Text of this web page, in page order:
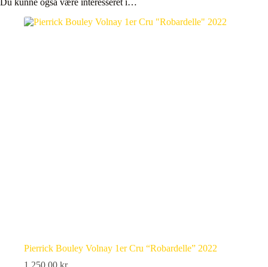
Du kunne også være interesseret i…
Pierrick Bouley Volnay 1er Cru “Robardelle” 2022